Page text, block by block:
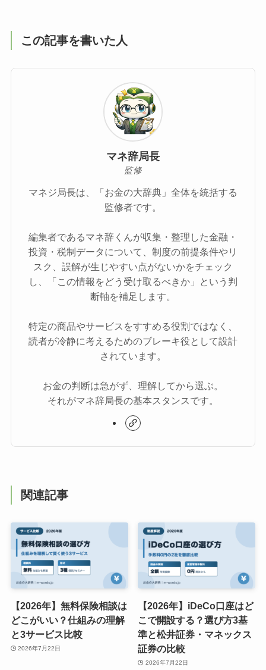
この記事を書いた人
マネ辞局長
監修
マネジ局長は、「お金の大辞典」全体を統括する
監修者です。
編集者であるマネ辞くんが収集・整理した金融・
投資・税制データについて、制度の前提条件やリ
スク、誤解が生じやすい点がないかをチェック
し、「この情報をどう受け取るべきか」という判
断軸を補足します。
特定の商品やサービスをすすめる役割ではなく、
読者が冷静に考えるためのブレーキ役として設計
されています。
お金の判断は急がず、理解してから選ぶ。
それがマネ辞局長の基本スタンスです。
関連記事
【2026年】無料保険相談は
どこがいい？仕組みの理解
と3サービス比較
2026年7月22日
【2026年】iDeCo口座はど
こで開設する？選び方3基
準と松井証券・マネックス
証券の比較
2026年7月22日